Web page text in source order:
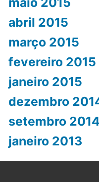
abril 2015
março 2015
fevereiro 2015
janeiro 2015
dezembro
setembro 2014
janeiro 2013